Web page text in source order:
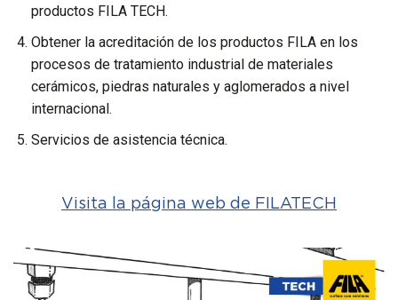
productos FILA TECH.
Obtener la acreditación de los productos FILA en los
procesos de tratamiento industrial de materiales
cerámicos, piedras naturales y aglomerados a nivel
internacional.
Servicios de asistencia técnica.
Visita la página web de FILATECH